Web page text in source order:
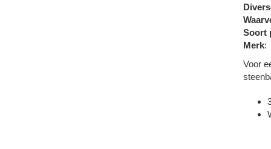
Soort
Merk:
Voor